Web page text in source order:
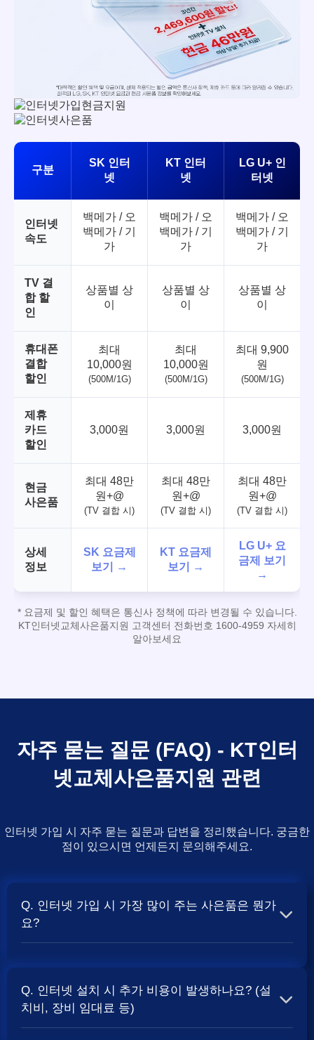
구분
SK 인터
넷
KT 인터
넷
LG U+ 인
터넷
인터넷
속도
백메가 / 오
백메가 / 기
가
백메가 / 오
백메가 / 기
가
백메가 / 오
백메가 / 기
가
TV 결
합 할
인
상품별 상
이
상품별 상
이
상품별 상
이
휴대폰
결합
할인
최대
10,000원
(500M/1G)
최대
10,000원
(500M/1G)
최대 9,900
원
(500M/1G)
제휴
카드
할인
3,000원 3,000원 3,000원
현금
사은품
최대 48만
원+@
(TV 결합 시)
최대 48만
원+@
(TV 결합 시)
최대 48만
원+@
(TV 결합 시)
상세
정보
SK 요금제
보기 →
KT 요금제
보기 →
LG U+ 요
금제 보기
→
* 요금제 및 할인 혜택은 통신사 정책에 따라 변경될 수 있습니다.
KT인터넷교체사은품지원 고객센터 전화번호 1600-4959 자세히
알아보세요
자주 묻는 질문 (FAQ) - KT인터
넷교체사은품지원 관련
인터넷 가입 시 자주 묻는 질문과 답변을 정리했습니다. 궁금한
점이 있으시면 언제든지 문의해주세요.
Q. 인터넷 가입 시 가장 많이 주는 사은품은 뭔가
요?
보통 500Mbps 또는 1Gbps 인터넷을 TV와 결합하여 가입
할 때 현금 사은품및 상품권 혜택이 더 크게 지급되는 경향
Q. 인터넷 설치 시 추가 비용이 발생하나요? (설
치비, 장비 임대료 등)